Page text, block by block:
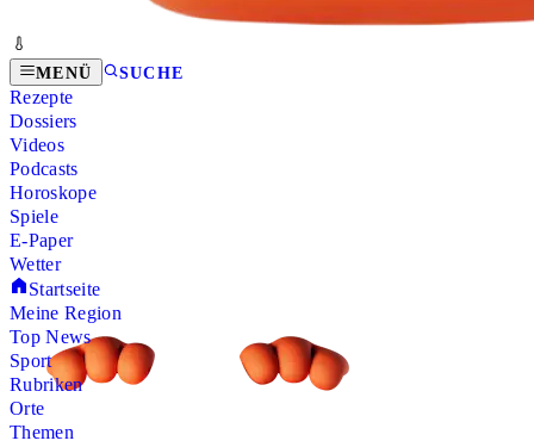
MENÜ SUCHE
Rezepte
Dossiers
Videos
Podcasts
Horoskope
Spiele
E-Paper
Wetter
Startseite
Meine Region
Top News
Sport
Rubriken
Orte
Themen